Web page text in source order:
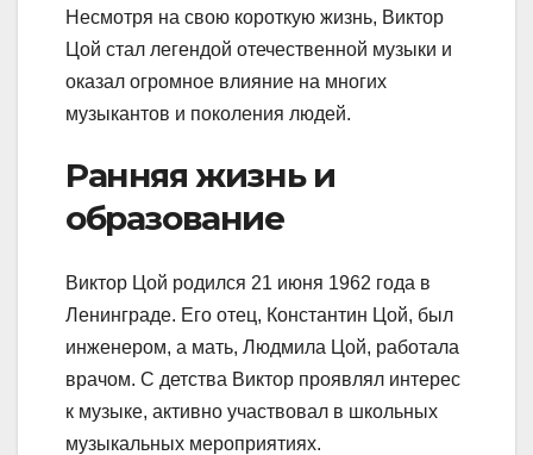
Несмотря на свою короткую жизнь, Виктор
Цой стал легендой отечественной музыки и
оказал огромное влияние на многих
музыкантов и поколения людей.
Ранняя жизнь и
образование
Виктор Цой родился 21 июня 1962 года в
Ленинграде. Его отец, Константин Цой, был
инженером, а мать, Людмила Цой, работала
врачом. С детства Виктор проявлял интерес
к музыке, активно участвовал в школьных
музыкальных мероприятиях.